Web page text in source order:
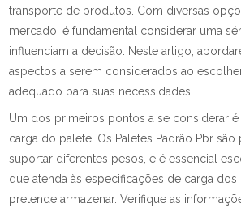
transporte de produtos. Com diversas
mercado, é fundamental considerar uma
influenciam a decisão. Neste artigo,
aspectos a serem considerados ao
adequado para suas necessidades.
Um dos primeiros pontos a se considerar
carga do palete. Os Paletes Padrão Pbr são
suportar diferentes pesos, e é essencial
que atenda às especificações de carga
pretende armazenar. Verifique as